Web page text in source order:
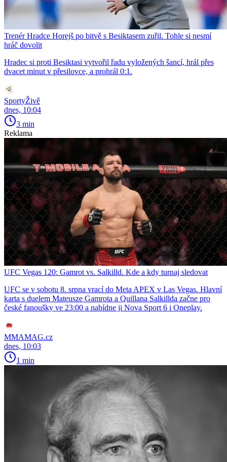
Trenér Hradce Horejš po bitvě s Besiktasem zuřil. Tohle si nesmí
hráč dovolit
Hradec si proti Besiktasi vytvořil řadu vyložených šancí, hrál přes
dvacet minut v přesilovce, a prohrál 0:1.
SportyŽivě
dnes, 10:04
3 min
Reklama
UFC Vegas 120: Gamrot vs. Salkilld. Kde a kdy turnaj sledovat
UFC se v sobotu 8. srpna vrací do Meta APEX v Las Vegas. Hlavní
karta s duelem Mateusze Gamrota a Quillana Salkillda začne pro
české fanoušky ve 23:00 a nabídne ji Nova Sport 6 i Oneplay.
MMAMAG.cz
dnes, 10:03
1 min